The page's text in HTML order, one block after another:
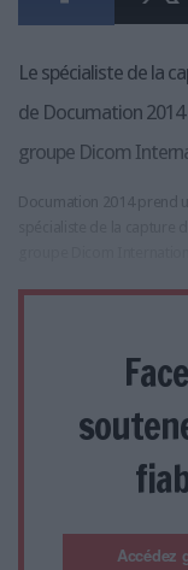
Le spécialiste de la
de Documation
groupe Dicom
Documation 2014 prend
Accédez